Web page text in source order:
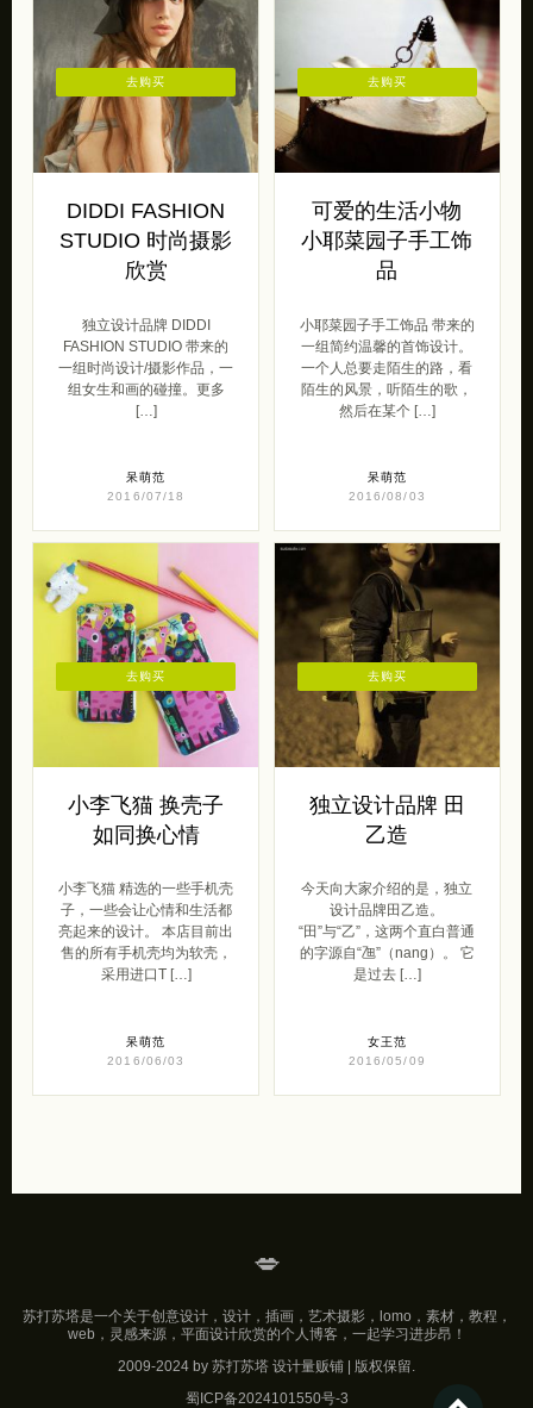
DIDDI FASHION
STUDIO 时尚摄影
欣赏
独立设计品牌 DIDDI
FASHION STUDIO 带来的
一组时尚设计/摄影作品，一
组女生和画的碰撞。更多
[…]
呆萌范
2016/07/18
去购买
可爱的生活小物
小耶菜园子手工饰
品
小耶菜园子手工饰品 带来的
一组简约温馨的首饰设计。
一个人总要走陌生的路，看
陌生的风景，听陌生的歌，
然后在某个 […]
呆萌范
2016/08/03
去购买
小李飞猫 换壳子
如同换心情
小李飞猫 精选的一些手机壳
子，一些会让心情和生活都
亮起来的设计。 本店目前出
售的所有手机壳均为软壳，
采用进口T […]
呆萌范
2016/06/03
去购买
独立设计品牌 田
乙造
今天向大家介绍的是，独立
设计品牌田乙造。
“田”与“乙”，这两个直白普通
的字源自“乪”（nang）。 它
是过去 […]
女王范
2016/05/09
去购买
💋
苏打苏塔是一个关于创意设计，设计，插画，艺术摄影，lomo，素材，教程，
web，灵感来源，平面设计欣赏的个人博客，一起学习进步昂！
2009-2024 by 苏打苏塔 设计量贩铺 | 版权保留.
蜀ICP备2024101550号-3